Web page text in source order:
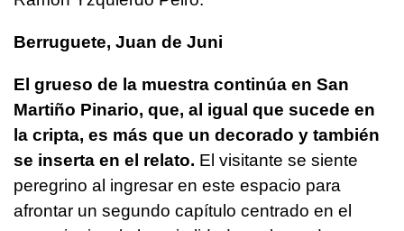
Berruguete, Juan de Juni
El grueso de la muestra continúa en San
Martiño Pinario, que, al igual que sucede en
la cripta, es más que un decorado y también
se inserta en el relato. El visitante se siente
peregrino al ingresar en este espacio para
afrontar un segundo capítulo centrado en el